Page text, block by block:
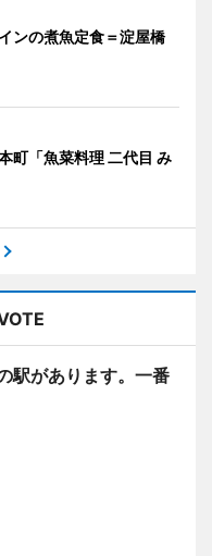
ンの煮魚定食＝淀屋橋
町「魚菜料理 二代目 み
駅があります。一番